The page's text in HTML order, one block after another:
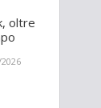
oltre